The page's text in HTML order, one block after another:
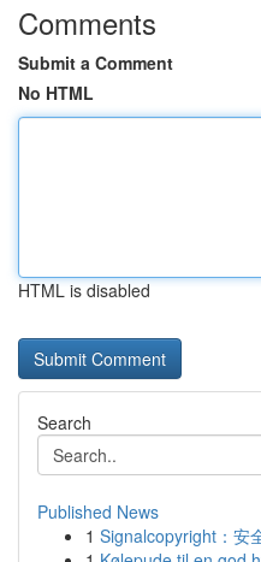
Comments
Submit a Comment
No HTML
HTML is disabled
Search
Published News
1 Signalcopyright：安